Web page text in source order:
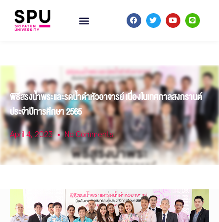
พิธีสรงน้ำพระและรดน้ำดำหัวอาจารย์​ เนื่องในเทศกาล​สงกรานต์​
ประจำปีการศึกษา​ 2565
April 4, 2023 No Comments